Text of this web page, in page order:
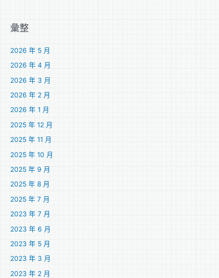
彙整
2026 年 5 月
2026 年 4 月
2026 年 3 月
2026 年 2 月
2026 年 1 月
2025 年 12 月
2025 年 11 月
2025 年 10 月
2025 年 9 月
2025 年 8 月
2025 年 7 月
2023 年 7 月
2023 年 6 月
2023 年 5 月
2023 年 3 月
2023 年 2 月